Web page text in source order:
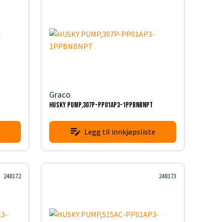
Graco
HUSKY PUMP,307P-PP01AP3-1PPBNBNPT
Legg til innkjøpsliste
248172 248173